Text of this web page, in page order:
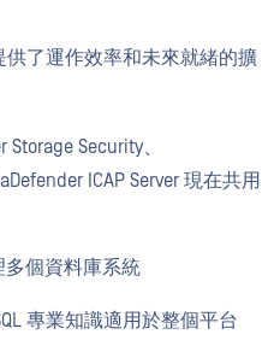
供了運作效率和未來就緒的擴
Storage Security、
ICAP Server 現在共用
多個資料庫系統
專業知識適用於整個平台